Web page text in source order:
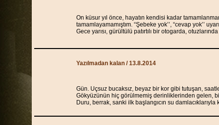
On küsur yıl önce, hayatın kendisi kadar
tamamlayamamıştım. “Şebeke yok’’, “cevap yok’’
Gece yarısı, gürültülü patırtılı bir otogarda,
Yazılmadan kalan / 13.8.2014
Gün. Uçsuz bucaksız, beyaz bir kor gibi tutuşan,
Gökyüzünün hiç görülmemiş derinliklerinden gelen,
Duru, berrak, sanki ilk başlangıcın su